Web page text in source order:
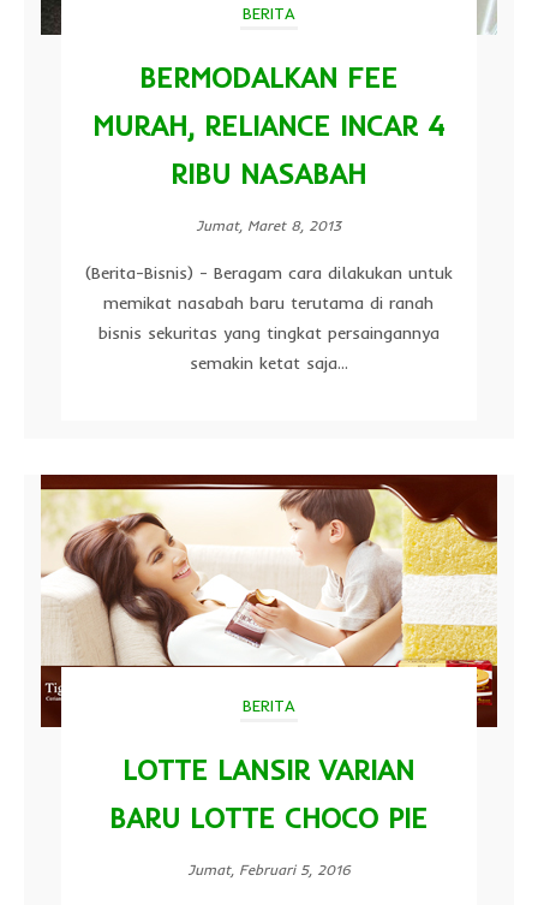
BERITA
BERMODALKAN FEE
MURAH, RELIANCE INCAR 4
RIBU NASABAH
Jumat, Maret 8, 2013
(Berita-Bisnis) - Beragam cara dilakukan untuk
memikat nasabah baru terutama di ranah
bisnis sekuritas yang tingkat persaingannya
semakin ketat saja...
BERITA
LOTTE LANSIR VARIAN
BARU LOTTE CHOCO PIE
Jumat, Februari 5, 2016